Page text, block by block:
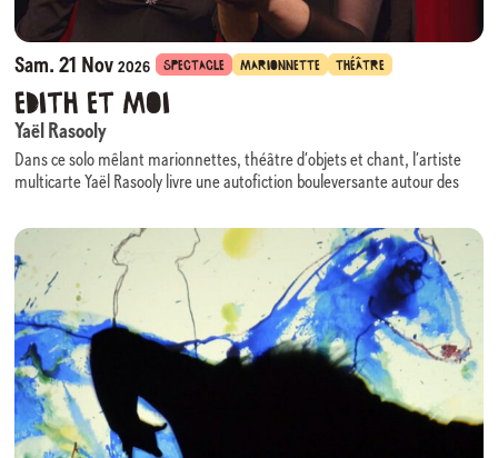
Sam. 21 Nov2026 SPECTACLE MARIONNETTE THÉÂTRE
Edith et moi
Yaël Rasooly
Dans ce solo mêlant marionnettes, théâtre d’objets et chant, l’artiste
multicarte Yaël Rasooly livre une autofiction bouleversante autour des
Edith Piaf, force inspirante et guide intime, devient une présence
protectrice : leurs trajectoires cabossées se répondent et éclairent un
chemin de survie.
Edith et moi
explore ce qui permet de tenir, puis de se reconstruire — la
force du récit, la résilience, et la possibilité d’un après.
Forte d’une impressionnante maîtrise de la manipulation, Yaël Rasooly
insuffle à la pièce une justesse et une intensité rares. D’inventives
trouvailles visuelles déploient un univers sensible et puissant. En
animant les marionnettes qui incarnent ses figures d’oppression, elle
reprend symboliquement le pouvoir et renverse les rapports de
domination.